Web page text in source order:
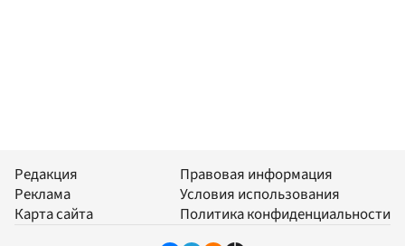
Редакция
Реклама
Карта сайта
Правовая информация
Условия использования
Политика конфиденциальности